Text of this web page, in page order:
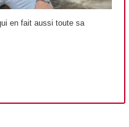
en fait aussi toute sa